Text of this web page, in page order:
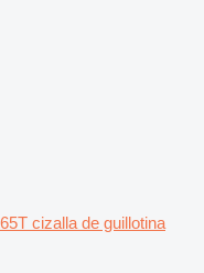
cizalla de guillotina